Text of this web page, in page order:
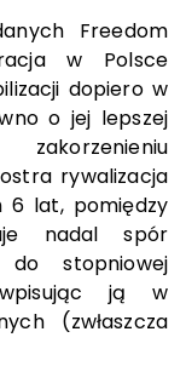
Freedom
w Polsce
dopiero w
o jej lepszej
rywalizacja
6 lat, pomiędzy
nadal spór
do stopniowej
wpisując ją w
(zwłaszcza